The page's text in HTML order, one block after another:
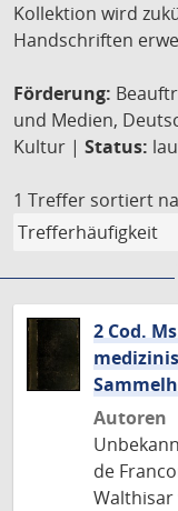
Kollektion wird
Handschriften
Förderung:
und Medien,
Kultur | Status:
1 Treffer sortiert
2 Cod.
Autoren
de
Walthisar